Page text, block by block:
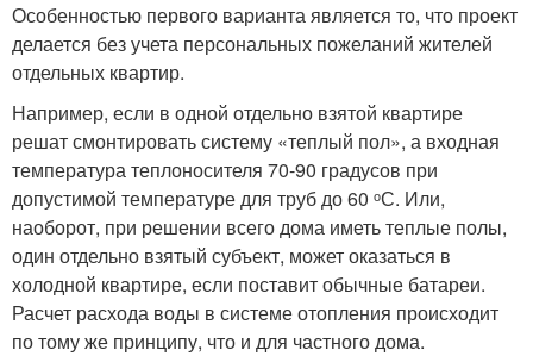
Особенностью первого варианта является то, что проект
делается без учета персональных пожеланий жителей
отдельных квартир.
Например, если в одной отдельно взятой квартире
решат смонтировать систему «теплый пол», а входная
температура теплоносителя 70-90 градусов при
допустимой температуре для труб до 60 ᵒС. Или,
наоборот, при решении всего дома иметь теплые полы,
один отдельно взятый субъект, может оказаться в
холодной квартире, если поставит обычные батареи.
Расчет расхода воды в системе отопления происходит
по тому же принципу, что и для частного дома.